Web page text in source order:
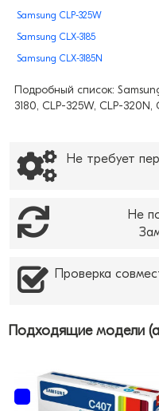
Samsung CLP-325W
Samsung CLX-3185
Samsung CLX-3185N
Подробный список:
3180, CLP-325W, CLP-320N,
Не требует
Не
Проверка
Подходящие модели